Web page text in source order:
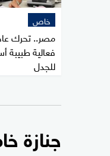
خاص
مصر.. تحرك
فعالية طبيبة
للجدل
جنازة